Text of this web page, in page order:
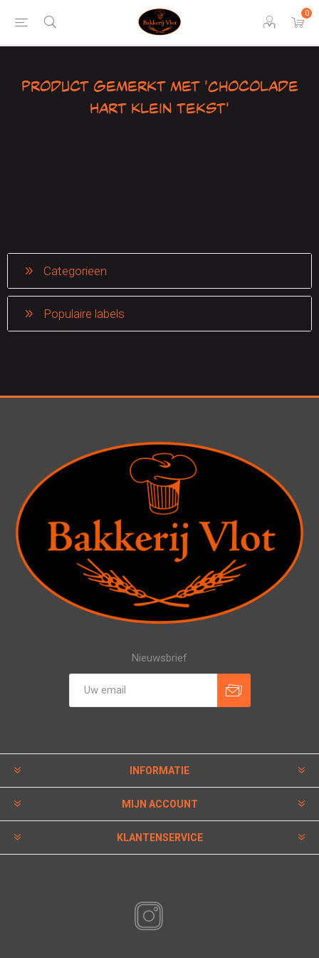
0
Product gemerkt met 'Chocolade
Hart Klein tekst'
Categorieen
Populaire labels
Nieuwsbrief
INFORMATIE
MIJN ACCOUNT
KLANTENSERVICE